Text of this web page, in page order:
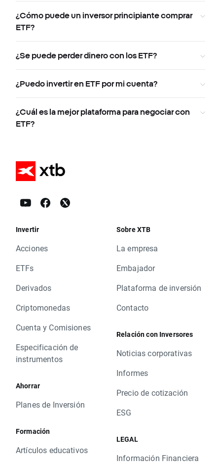
¿Cómo puede un inversor principiante comprar
ETF?
¿Se puede perder dinero con los ETF?
¿Puedo invertir en ETF por mi cuenta?
¿Cuál es la mejor plataforma para negociar con
ETF?
Invertir
Acciones
ETFs
Derivados
Criptomonedas
Cuenta y Comisiones
Especificación de
instrumentos
Ahorrar
Planes de Inversión
Formación
Artículos educativos
Sobre XTB
La empresa
Embajador
Plataforma de inversión
Contacto
Relación con Inversores
Noticias corporativas
Informes
Precio de cotización
ESG
LEGAL
Información Financiera